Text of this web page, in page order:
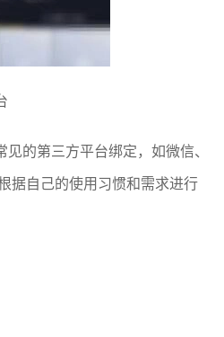
的第三方平台绑定，如微信、
据自己的使用习惯和需求进行